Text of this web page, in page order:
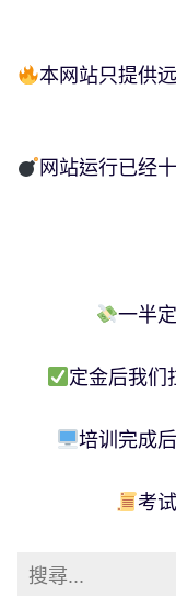
本网站只提供
网站运行已经
一半
定金后我们
培训完成
考